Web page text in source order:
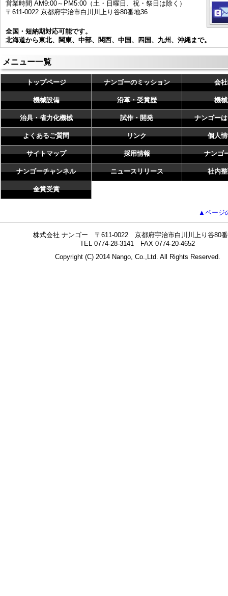
営業時間 AM9:00～PM5:00（土・日曜日、祝・祭日は除く）
〒611-0022 京都府宇治市白川川上り谷80番地36
全国・短納期対応可能です。
北海道から東北、関東、中部、関西、中国、四国、九州、沖縄まで。
メニュー一覧
トップページ ナンゴーのミッション 会
機械設備 沿革・受賞歴 機
治具・省力化機械 試作・開発 ナンゴー
よくあるご質問 リンク 個人
サイトマップ 採用情報 ナンゴ
ナンゴーチャンネル ニュースリリース 社内
金賞受賞
▲ページ
株式会社 ナンゴー 〒611-0022 京都府宇治市白川川上り谷80
TEL 0774-28-3141 FAX 0774-20-4652
Copyright (C) 2014 Nango, Co.,Ltd. All Rights Reserved.